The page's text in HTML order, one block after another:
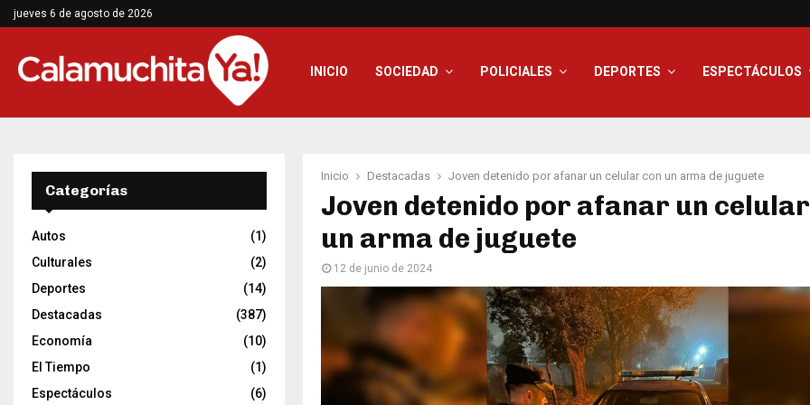
jueves 6 de agosto de 2026
INICIO SOCIEDAD POLICIALES DEPORTES ESPECTÁCULOS
Inicio Destacadas Joven detenido por afanar un celular con un arma de juguete
Joven detenido por afanar un
un arma de juguete
12 de junio de 2024
Categorías
Autos
(1)
Culturales
(2)
Deportes
(14)
Destacadas
(387)
Economía
(10)
El Tiempo
(1)
Espectáculos
(6)